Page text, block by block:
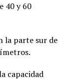
40 y 60
la parte sur de
capacidad